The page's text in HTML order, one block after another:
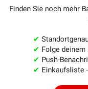
Finden Sie noch mehr
✔
✔ Folge
✔ Push-
✔ Einkaufsliste